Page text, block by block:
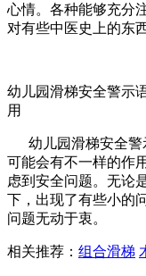
心情。各种能够充分
对有些中医史上的东
幼儿园滑梯安全警示
用
幼儿园滑梯安全警
可能会有不一样的作
虑到安全问题。无论
下，出现了有些小的
问题无动于衷。
相关推荐： 组合滑梯